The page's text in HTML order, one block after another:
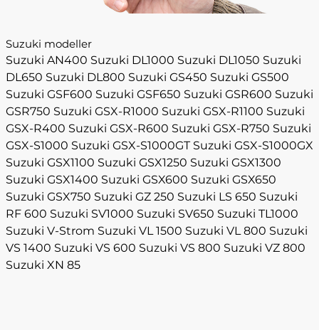
Suzuki modeller
Suzuki AN400 Suzuki DL1000 Suzuki DL1050 Suzuki
DL650 Suzuki DL800 Suzuki GS450 Suzuki GS500
Suzuki GSF600 Suzuki GSF650 Suzuki GSR600 Suzuki
GSR750 Suzuki GSX-R1000 Suzuki GSX-R1100 Suzuki
GSX-R400 Suzuki GSX-R600 Suzuki GSX-R750 Suzuki
GSX-S1000 Suzuki GSX-S1000GT Suzuki GSX-S1000GX
Suzuki GSX1100 Suzuki GSX1250 Suzuki GSX1300
Suzuki GSX1400 Suzuki GSX600 Suzuki GSX650
Suzuki GSX750 Suzuki GZ 250 Suzuki LS 650 Suzuki
RF 600 Suzuki SV1000 Suzuki SV650 Suzuki TL1000
Suzuki V-Strom Suzuki VL 1500 Suzuki VL 800 Suzuki
VS 1400 Suzuki VS 600 Suzuki VS 800 Suzuki VZ 800
Suzuki XN 85